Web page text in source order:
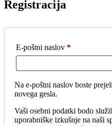
Registracija
E-poštni naslov *Zahtevano
Na e-poštni naslov boste
novega gesla.
Vaši osebni podatki bodo
uporabniške izkušnje na naši